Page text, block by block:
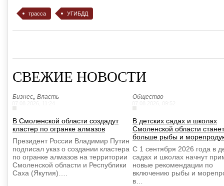
трасса УГИБДД
СВЕЖИЕ НОВОСТИ
Бизнес Власть
В Смоленской области создадут
кластер по огранке алмазов
Президент России Владимир Путин
подписал указ о создании кластера
по огранке алмазов на территории
Смоленской области и Республики
Саха (Якутия)….
Общество
В детских садах и школах
Смоленской области станет
больше рыбы и
С 1 сентября 2026 года в
садах и школах начнут
новые рекомендации по
включению рыбы и
в…